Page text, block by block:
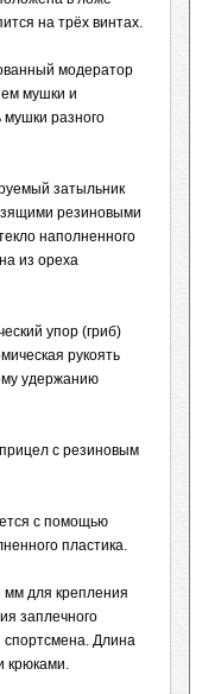
на трёх винтах.
модератор
мушки и
мушки разного
затыльник
резиновыми
наполненного
из ореха
упор (гриб)
рукоять
удержанию
с резиновым
с помощью
пластика.
для крепления
заплечного
спортсмена. Длина
крюками.